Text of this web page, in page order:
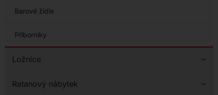
Barové židle
Příborníky
Ložnice
Ratanový nábytek